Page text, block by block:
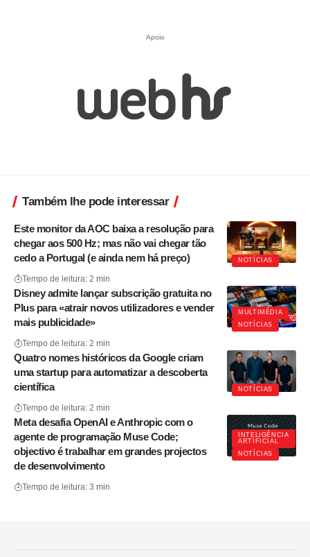
Apoio
Também lhe pode interessar
NOTÍCIAS
Este monitor da AOC baixa a resolução para
chegar aos 500 Hz; mas não vai chegar tão
cedo a Portugal (e ainda nem há preço)
Tempo de leitura: 2 min
MULTIMÉDIA
NOTÍCIAS
Disney admite lançar subscrição gratuita no
Plus para «atrair novos utilizadores e vender
mais publicidade»
Tempo de leitura: 2 min
NOTÍCIAS
Quatro nomes históricos da Google criam
uma startup para automatizar a descoberta
científica
Tempo de leitura: 2 min
INTELIGÊNCIA
ARTIFICIAL
NOTÍCIAS
Meta desafia OpenAI e Anthropic com o
agente de programação Muse Code;
objectivo é trabalhar em grandes projectos
de desenvolvimento
Tempo de leitura: 3 min